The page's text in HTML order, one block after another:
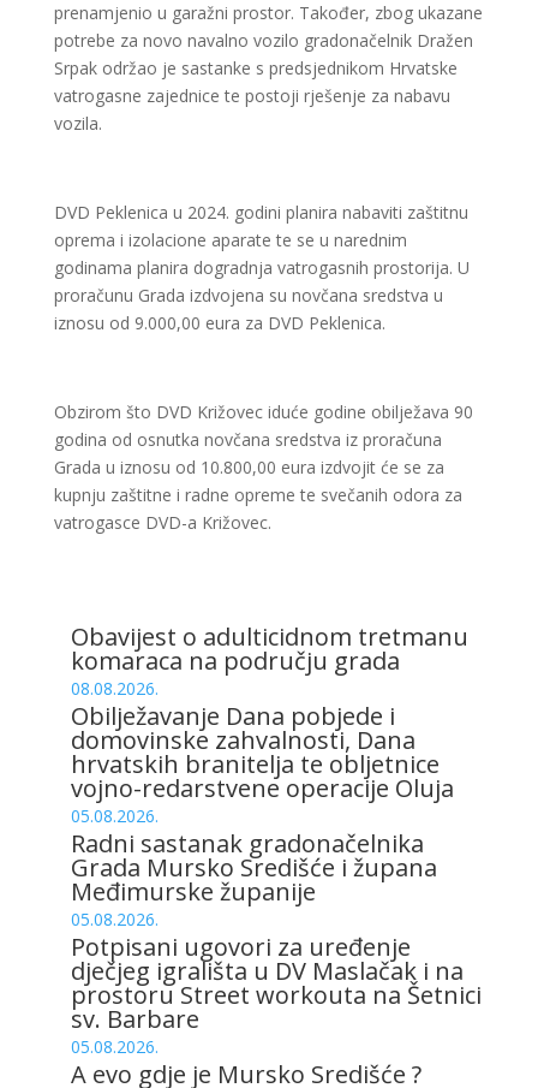
prenamjenio u garažni prostor. Također, zbog ukazane
potrebe za novo navalno vozilo gradonačelnik Dražen
Srpak održao je sastanke s predsjednikom Hrvatske
vatrogasne zajednice te postoji rješenje za nabavu
vozila.
DVD Peklenica u 2024. godini planira nabaviti zaštitnu
oprema i izolacione aparate te se u narednim
godinama planira dogradnja vatrogasnih prostorija. U
proračunu Grada izdvojena su novčana sredstva u
iznosu od 9.000,00 eura za DVD Peklenica.
Obzirom što DVD Križovec iduće godine obilježava 90
godina od osnutka novčana sredstva iz proračuna
Grada u iznosu od 10.800,00 eura izdvojit će se za
kupnju zaštitne i radne opreme te svečanih odora za
vatrogasce DVD-a Križovec.
Obavijest o adulticidnom tretmanu
komaraca na području grada
08.08.2026.
Obilježavanje Dana pobjede i
domovinske zahvalnosti, Dana
hrvatskih branitelja te obljetnice
vojno-redarstvene operacije Oluja
05.08.2026.
Radni sastanak gradonačelnika
Grada Mursko Središće i župana
Međimurske županije
05.08.2026.
Potpisani ugovori za uređenje
dječjeg igrališta u DV Maslačak i na
prostoru Street workouta na Šetnici
sv. Barbare
05.08.2026.
A evo gdje je Mursko Središće ?